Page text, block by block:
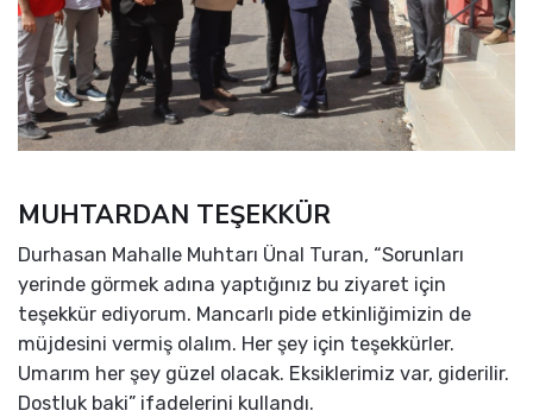
MUHTARDAN TEŞEKKÜR
Durhasan Mahalle Muhtarı Ünal Turan, “Sorunları
yerinde görmek adına yaptığınız bu ziyaret için
teşekkür ediyorum. Mancarlı pide etkinliğimizin de
müjdesini vermiş olalım. Her şey için teşekkürler.
Umarım her şey güzel olacak. Eksiklerimiz var, giderilir.
Dostluk baki” ifadelerini kullandı.